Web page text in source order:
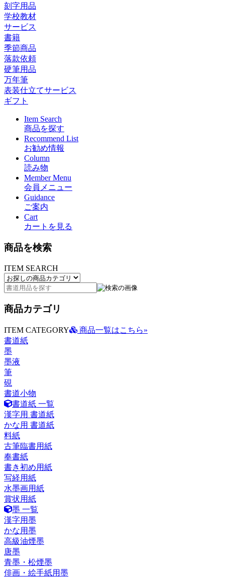
刻字用品
学校教材
サービス
書籍
季節商品
落款依頼
硬筆用品
万年筆
表装仕立てサービス
ギフト
Item Search
商品を探す
Recommend List
お勧め情報
Column
読み物
Member Menu
会員メニュー
Guidance
ご案内
Cart
カートを見る
商品を検索
ITEM SEARCH
商品カテゴリ
ITEM CATEGORY
商品一覧はこちら»
書道紙
墨
墨液
筆
硯
書道小物
書道紙 一覧
漢字用 書道紙
かな用 書道紙
料紙
古筆臨書用紙
奉書紙
書き初め用紙
写経用紙
水墨画用紙
賞状用紙
墨 一覧
漢字用墨
かな用墨
高級油煙墨
唐墨
青墨・松煙墨
俳画・絵手紙用墨